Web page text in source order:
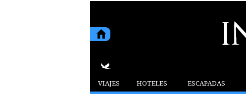
VIAJES HOTELES ESCAPADAS